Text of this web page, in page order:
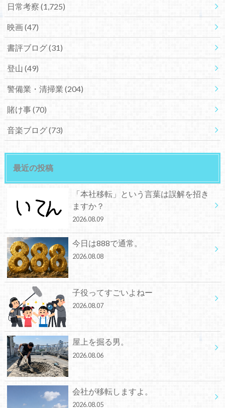
日常考察 (1,725)
映画(47)
書評ブログ(31)
登山 (49)
警備業・清掃業 (204)
賭け事(70)
音楽ブログ(73)
最近の投稿
「本社移転」という言葉は誤解を招き
ますか？
2026.08.09
今日は888で通常。
2026.08.08
子役ってすごいよねー
2026.08.07
屋上を掘る男。
2026.08.06
会社が移転しますよ。
2026.08.05